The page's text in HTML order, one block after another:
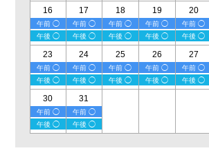
16
午前 ◯
午後 ◯
17
午前 ◯
午後 ◯
18
午前 ◯
午後 ◯
19
午前 ◯
午後 ◯
20
午前 ◯
午後 ◯
23
午前 ◯
午後 ◯
24
午前 ◯
午後 ◯
25
午前 ◯
午後 ◯
26
午前 ◯
午後 ◯
27
午前 ◯
午後 ◯
30
午前 ◯
午後 ◯
31
午前 ◯
午後 ◯